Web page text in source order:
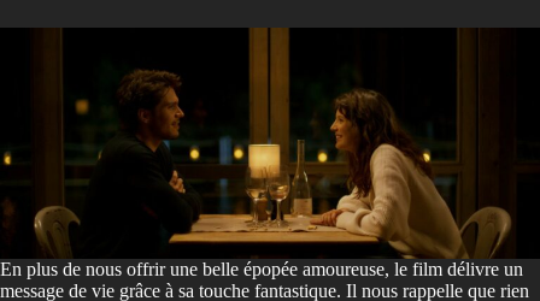
En plus de nous offrir une belle épopée amoureuse, le film délivre un
message de vie grâce à sa touche fantastique. Il nous rappelle que rien